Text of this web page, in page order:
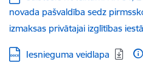
novada pašvaldība sedz
izmaksas privātajai izglītības
Lejupielādēt:
Iesnieguma veidlapa